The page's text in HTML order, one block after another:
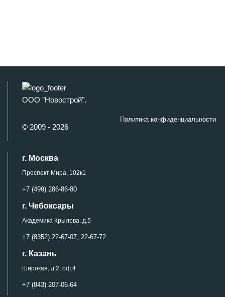
ООО "Новострой".
© 2009 - 2026
Политика конфиденциальности
г. Москва
Проспект Мира, 102к1
+7 (499) 286-86-80
г. Чебоксары
Академика Крылова, д.5
+7 (8352) 22-67-07, 22-67-72
г. Казань
Широкая, д.2, оф.4
+7 (843) 207-06-64